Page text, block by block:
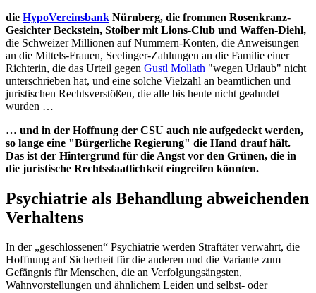
die HypoVereinsbank Nürnberg, die frommen Rosenkranz-
Gesichter Beckstein, Stoiber mit Lions-Club und Waffen-Diehl,
die Schweizer Millionen auf Nummern-Konten, die Anweisungen
an die Mittels-Frauen, Seelinger-Zahlungen an die Familie einer
Richterin, die das Urteil gegen Gustl Mollath "wegen Urlaub" nicht
unterschrieben hat, und eine solche Vielzahl an beamtlichen und
juristischen Rechtsverstößen, die alle bis heute nicht geahndet
wurden …
… und in der Hoffnung der CSU auch nie aufgedeckt werden,
so lange eine "Bürgerliche Regierung" die Hand drauf hält.
Das ist der Hintergrund für die Angst vor den Grünen, die in
die juristische Rechtsstaatlichkeit eingreifen könnten.
Psychiatrie als Behandlung abweichenden
Verhaltens
In der „geschlossenen“ Psychiatrie werden Straftäter verwahrt, die
Hoffnung auf Sicherheit für die anderen und die Variante zum
Gefängnis für Menschen, die an Verfolgungsängsten,
Wahnvorstellungen und ähnlichem Leiden und selbst- oder